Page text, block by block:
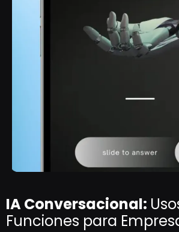
IA Conversacional:
Funciones para